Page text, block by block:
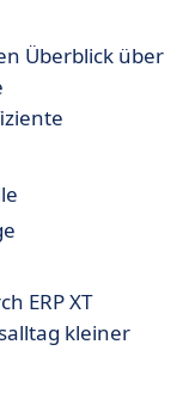
Überblick über
ERP XT
kleiner